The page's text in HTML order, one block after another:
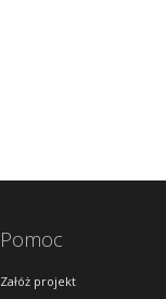
Pomoc
Załóż projekt